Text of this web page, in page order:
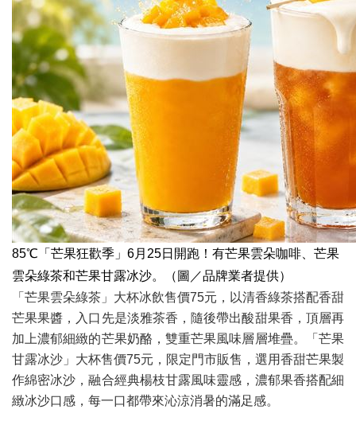
85℃「芒果狂歡季」6月25日開跑！有芒果雲朵咖啡、芒果
雲朵綠茶和芒果甘露冰沙。（圖／品牌業者提供）
「芒果雲朵綠茶」大杯冰飲售價75元，以清香綠茶搭配香甜
芒果果醬，入口先是淡雅茶香，隨後帶出酸甜果香，頂層再
加上濃郁細緻的芒果奶酪，雙重芒果風味層層堆疊。「芒果
甘露冰沙」大杯售價75元，限定門市販售，選用香甜芒果製
作綿密冰沙，融合經典楊枝甘露風味靈感，濃郁果香搭配細
緻冰沙口感，每一口都帶來沁涼消暑的滿足感。